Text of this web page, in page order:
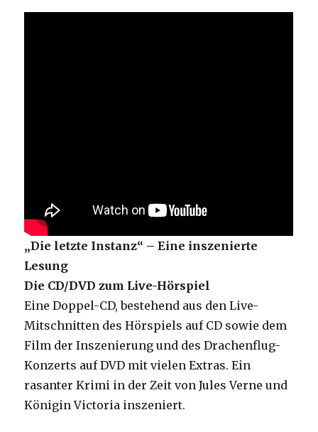
„Die letzte Instanz“ – Eine inszenierte
Lesung
Die CD/DVD zum Live-Hörspiel
Eine Doppel-CD, bestehend aus den Live-
Mitschnitten des Hörspiels auf CD sowie dem
Film der Inszenierung und des Drachenflug-
Konzerts auf DVD mit vielen Extras. Ein
rasanter Krimi in der Zeit von Jules Verne und
Königin Victoria inszeniert.